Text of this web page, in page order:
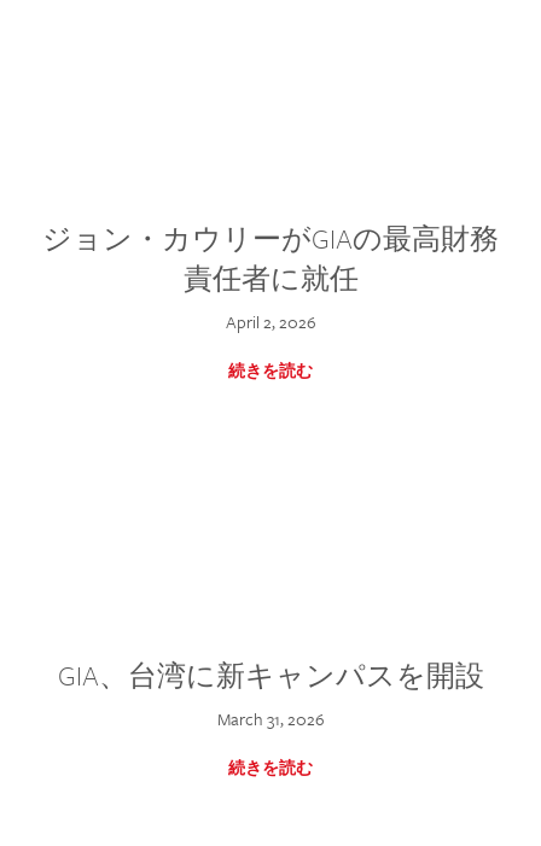
ジョン・カウリーがGIAの最高財務
責任者に就任
April 2, 2026
続きを読む
GIA、台湾に新キャンパスを開設
March 31, 2026
続きを読む